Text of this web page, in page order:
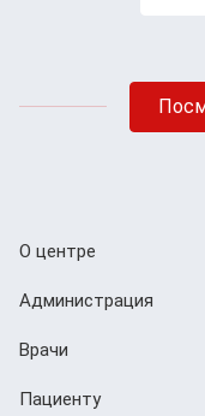
О центре
Администрация
Врачи
Пациенту